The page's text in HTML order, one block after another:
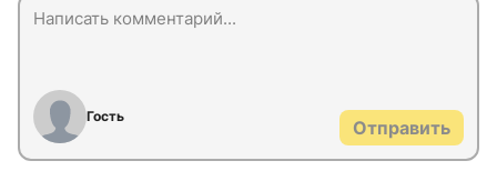
Гость
Отправить